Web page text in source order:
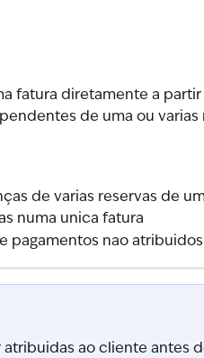
fatura diretamente a
de uma ou varias
de varias reservas de
numa unica fatura
pagamentos nao
ao cliente antes